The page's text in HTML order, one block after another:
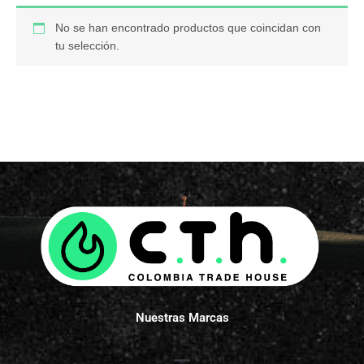
No se han encontrado productos que coincidan con
tu selección.
Nuestras Marcas